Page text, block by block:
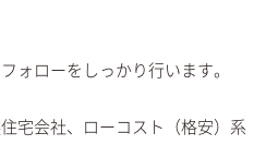
ォローをしっかり行います。
宅会社、ローコスト（格安）系